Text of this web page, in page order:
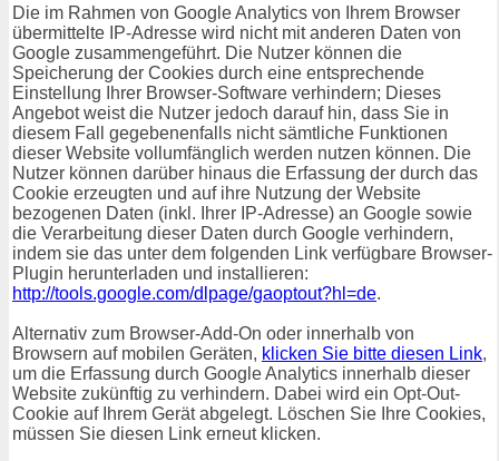
Die im Rahmen von Google Analytics von Ihrem Browser
übermittelte IP-Adresse wird nicht mit anderen Daten von
Google zusammengeführt. Die Nutzer können die
Speicherung der Cookies durch eine entsprechende
Einstellung Ihrer Browser-Software verhindern; Dieses
Angebot weist die Nutzer jedoch darauf hin, dass Sie in
diesem Fall gegebenenfalls nicht sämtliche Funktionen
dieser Website vollumfänglich werden nutzen können. Die
Nutzer können darüber hinaus die Erfassung der durch das
Cookie erzeugten und auf ihre Nutzung der Website
bezogenen Daten (inkl. Ihrer IP-Adresse) an Google sowie
die Verarbeitung dieser Daten durch Google verhindern,
indem sie das unter dem folgenden Link verfügbare Browser-
Plugin herunterladen und installieren:
http://tools.google.com/dlpage/gaoptout?hl=de.
Alternativ zum Browser-Add-On oder innerhalb von
Browsern auf mobilen Geräten, klicken Sie bitte diesen Link,
um die Erfassung durch Google Analytics innerhalb dieser
Website zukünftig zu verhindern. Dabei wird ein Opt-Out-
Cookie auf Ihrem Gerät abgelegt. Löschen Sie Ihre Cookies,
müssen Sie diesen Link erneut klicken.